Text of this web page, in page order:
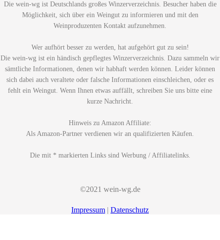
Die wein-wg ist Deutschlands großes Winzerverzeichnis. Besucher haben die
Möglichkeit, sich über ein Weingut zu informieren und mit den
Weinproduzenten Kontakt aufzunehmen.
Wer aufhört besser zu werden, hat aufgehört gut zu sein!
Die wein-wg ist ein händisch gepflegtes Winzerverzeichnis. Dazu sammeln wir
sämtliche Informationen, denen wir habhaft werden können. Leider können
sich dabei auch veraltete oder falsche Informationen einschleichen, oder es
fehlt ein Weingut. Wenn Ihnen etwas auffällt, schreiben Sie uns bitte eine
kurze Nachricht.
Hinweis zu Amazon Affiliate:
Als Amazon-Partner verdienen wir an qualifizierten Käufen.
Die mit * markierten Links sind Werbung / Affiliatelinks.
©2021 wein-wg.de
Impressum | Datenschutz